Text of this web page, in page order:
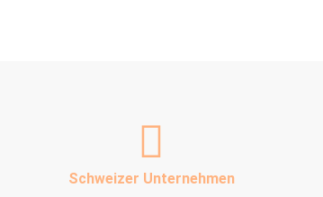
Schweizer Unternehmen